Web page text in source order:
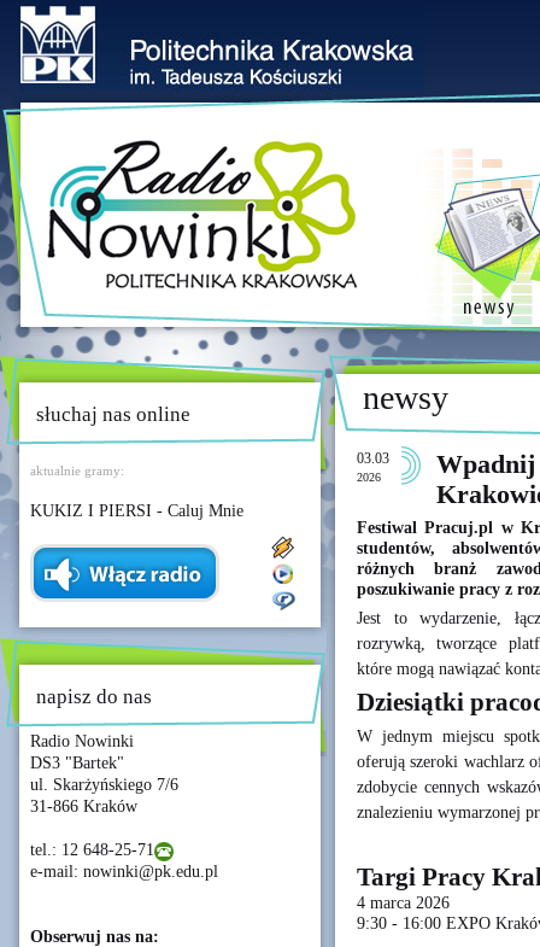
słuchaj nas online
aktualnie gramy:
KUKIZ I PIERSI - Caluj Mnie
napisz do nas
Radio Nowinki
DS3 "Bartek"
ul. Skarżyńskiego 7/6
31-866 Kraków
tel.: 12 648-25-71
e-mail: nowinki@pk.edu.pl
Obserwuj nas na:
newsy
03.03
2026
Wpadnij
Festiwal Pracuj.pl w
studentów,
różnych branż
poszukiwanie pracy z
Jest to wydarzenie,
rozrywką, tworzące
które mogą nawiązać
Dziesiątki
W jednym miejscu
oferują szeroki wachlarz
zdobycie cennych
znalezieniu wymarzonej
Targi Pracy
4 marca 2026
9:30 - 16:00 EXPO